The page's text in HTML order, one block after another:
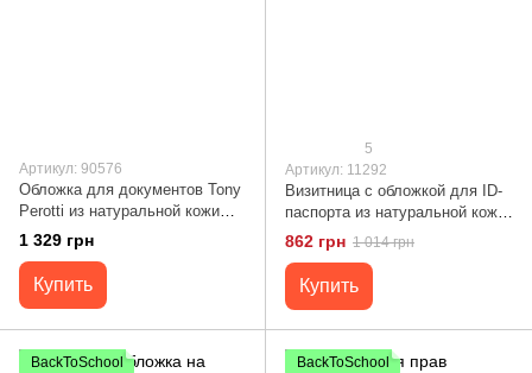
Артикул: 90576
Обложка для документов Tony
Perotti из натуральной кожи
Italico 3600 (90576) Черная
1 329 грн
Купить
5
Артикул: 11292
Визитница с обложкой для ID-
паспорта из натуральной кожи
GRANDE PELLE 11292
Коричневая
862 грн 1 014 грн
Купить
BackToSchool
BackToSchool